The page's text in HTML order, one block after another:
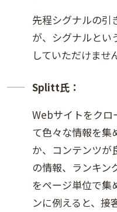
先程シグナルの引
が、シグナルとい
していただけませ
Splitt氏：
Webサイトをクロ
て色々な情報を集
か、コンテンツが
の情報、ランキン
をページ単位で集
ンに例えると、接